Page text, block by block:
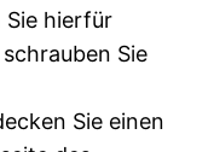
hierfür
Sie
Sie einen